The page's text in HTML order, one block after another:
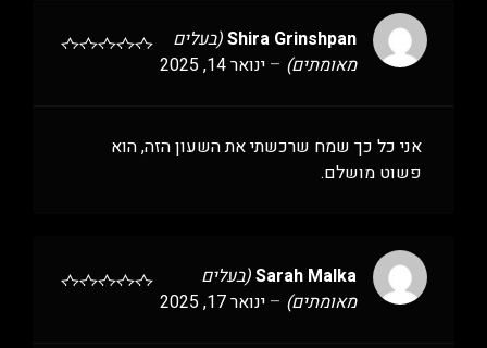
Shira Grinshpan(בעלים
מאומתים) – ינואר 14, 2025
אני כל כך שמח שרכשתי את השעון הזה, הוא
פשוט מושלם.
Sarah Malka(בעלים
מאומתים) – ינואר 17, 2025